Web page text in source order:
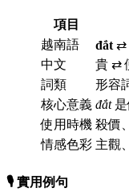
項目
越南語
đắt ⇄
中文
貴 ⇄
詞類
形容
核心意義 đắt是
使用時機 殺價
情感色彩 主觀
🎙️ 實用例句